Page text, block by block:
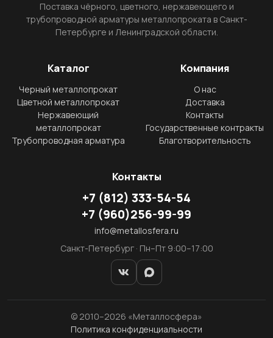
Поставка чёрного, цветного, нержавеющего и
трубопроводной арматуры металлопроката в Санкт-
Петербурге и Ленинградской области.
Каталог
Черный металлопрокат
Цветной металлопрокат
Нержавеющий
металлопрокат
Трубопроводная арматура
Компания
О нас
Доставка
Контакты
Государственные контракты
Благотворительность
Контакты
+7 (812) 333-54-54
+7 (960)256-99-99
info@metallosfera.ru
Санкт-Петербург · Пн–Пт 9:00–17:00
© 2010–2026 «Металлосфера»
Политика конфиденциальности